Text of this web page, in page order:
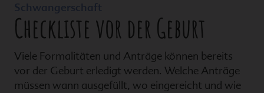
Schwangerschaft
Checkliste vor der Geburt
Viele Formalitäten und Anträge können bereits
vor der Geburt erledigt werden. Welche Anträge
müssen wann ausgefüllt, wo eingereicht und wie